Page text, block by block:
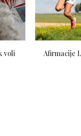
voli
Afirmacije